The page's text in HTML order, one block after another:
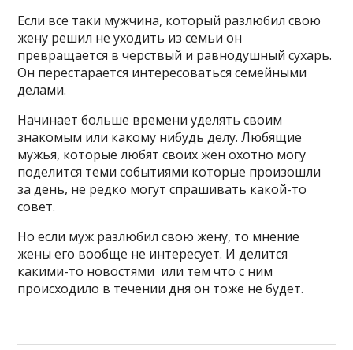
Если все таки мужчина, который разлюбил свою
жену решил не уходить из семьи он
превращается в черствый и равнодушный сухарь.
Он перестарается интересоваться семейными
делами.
Начинает больше времени уделять своим
знакомым или какому нибудь делу. Любящие
мужья, которые любят своих жен охотно могу
поделится теми событиями которые произошли
за день, не редко могут спрашивать какой-то
совет.
Но если муж разлюбил свою жену, то мнение
жены его вообще не интересует. И делится
какими-то новостями или тем что с ним
происходило в течении дня он тоже не будет.